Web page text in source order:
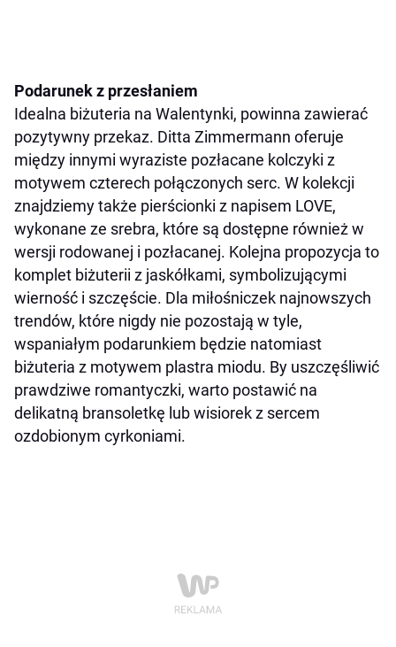
Podarunek z przesłaniem
Idealna biżuteria na Walentynki, powinna zawierać
pozytywny przekaz. Ditta Zimmermann oferuje
między innymi wyraziste pozłacane kolczyki z
motywem czterech połączonych serc. W kolekcji
znajdziemy także pierścionki z napisem LOVE,
wykonane ze srebra, które są dostępne również w
wersji rodowanej i pozłacanej. Kolejna propozycja to
komplet biżuterii z jaskółkami, symbolizującymi
wierność i szczęście. Dla miłośniczek najnowszych
trendów, które nigdy nie pozostają w tyle,
wspaniałym podarunkiem będzie natomiast
biżuteria z motywem plastra miodu. By uszczęśliwić
prawdziwe romantyczki, warto postawić na
delikatną bransoletkę lub wisiorek z sercem
ozdobionym cyrkoniami.